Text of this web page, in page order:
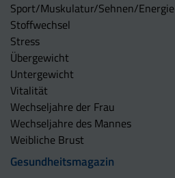
Sport/Muskulatur/Sehnen/Energie
Stoffwechsel
Stress
Übergewicht
Untergewicht
Vitalität
Wechseljahre der Frau
Wechseljahre des Mannes
Weibliche Brust
Gesundheitsmagazin